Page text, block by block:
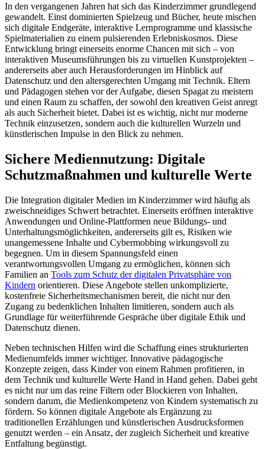
In den vergangenen Jahren hat sich das Kinderzimmer grundlegend
gewandelt. Einst dominierten Spielzeug und Bücher, heute mischen
sich digitale Endgeräte, interaktive Lernprogramme und klassische
Spielmaterialien zu einem pulsierenden Erlebniskosmos. Diese
Entwicklung bringt einerseits enorme Chancen mit sich – von
interaktiven Museumsführungen bis zu virtuellen Kunstprojekten –
andererseits aber auch Herausforderungen im Hinblick auf
Datenschutz und den altersgerechten Umgang mit Technik. Eltern
und Pädagogen stehen vor der Aufgabe, diesen Spagat zu meistern
und einen Raum zu schaffen, der sowohl den kreativen Geist anregt
als auch Sicherheit bietet. Dabei ist es wichtig, nicht nur moderne
Technik einzusetzen, sondern auch die kulturellen Wurzeln und
künstlerischen Impulse in den Blick zu nehmen.
Sichere Mediennutzung: Digitale
Schutzmaßnahmen und kulturelle Werte
Die Integration digitaler Medien im Kinderzimmer wird häufig als
zweischneidiges Schwert betrachtet. Einerseits eröffnen interaktive
Anwendungen und Online-Plattformen neue Bildungs- und
Unterhaltungsmöglichkeiten, andererseits gilt es, Risiken wie
unangemessene Inhalte und Cybermobbing wirkungsvoll zu
begegnen. Um in diesem Spannungsfeld einen
verantwortungsvollen Umgang zu ermöglichen, können sich
Familien an Tools zum Schutz der digitalen Privatsphäre von
Kindern orientieren. Diese Angebote stellen unkomplizierte,
kostenfreie Sicherheitsmechanismen bereit, die nicht nur den
Zugang zu bedenklichen Inhalten limitieren, sondern auch als
Grundlage für weiterführende Gespräche über digitale Ethik und
Datenschutz dienen.
Neben technischen Hilfen wird die Schaffung eines strukturierten
Medienumfelds immer wichtiger. Innovative pädagogische
Konzepte zeigen, dass Kinder von einem Rahmen profitieren, in
dem Technik und kulturelle Werte Hand in Hand gehen. Dabei geht
es nicht nur um das reine Filtern oder Blockieren von Inhalten,
sondern darum, die Medienkompetenz von Kindern systematisch zu
fördern. So können digitale Angebote als Ergänzung zu
traditionellen Erzählungen und künstlerischen Ausdrucksformen
genutzt werden – ein Ansatz, der zugleich Sicherheit und kreative
Entfaltung begünstigt.